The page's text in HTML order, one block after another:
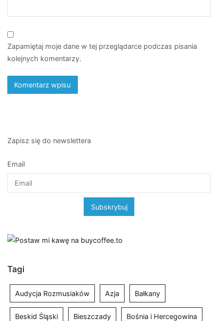
Zapamiętaj moje dane w tej przeglądarce podczas pisania
kolejnych komentarzy.
Zapisz się do newslettera
Email
Tagi
Audycja Rozmusiaków Azja Bałkany
Beskid Śląski Bieszczady Bośnia i Hercegowina